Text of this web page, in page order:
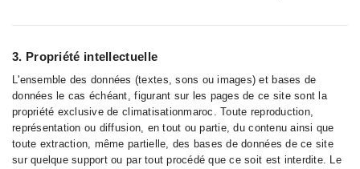
3. Propriété intellectuelle
L'ensemble des données (textes, sons ou images) et bases de
données le cas échéant, figurant sur les pages de ce site sont la
propriété exclusive de climatisationmaroc. Toute reproduction,
représentation ou diffusion, en tout ou partie, du contenu ainsi que
toute extraction, même partielle, des bases de données de ce site
sur quelque support ou par tout procédé que ce soit est interdite. Le